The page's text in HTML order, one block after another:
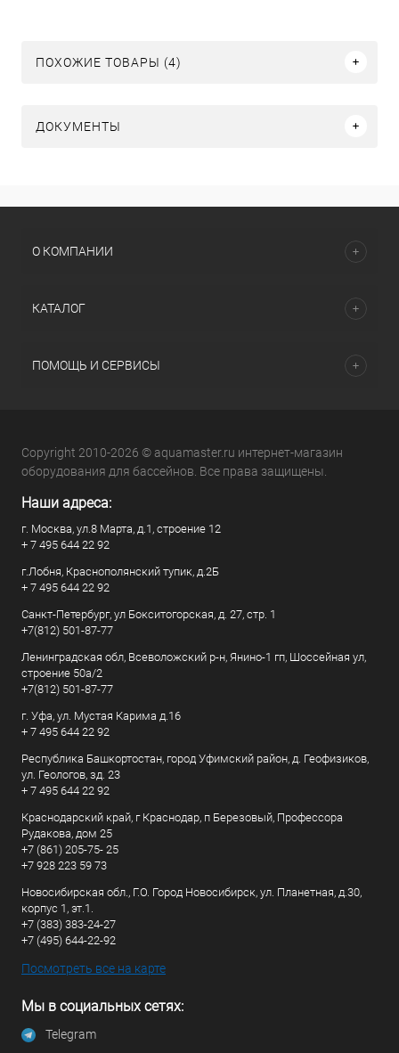
ПОХОЖИЕ ТОВАРЫ (4)
ДОКУМЕНТЫ
О КОМПАНИИ
КАТАЛОГ
ПОМОЩЬ И СЕРВИСЫ
Copyright 2010-2026 © aquamaster.ru интернет-магазин
оборудования для бассейнов. Все права защищены.
Наши адреса:
г. Москва, ул.8 Марта, д.1, строение 12
+ 7 495 644 22 92
г.Лобня, Краснополянский тупик, д.2Б
+ 7 495 644 22 92
Санкт-Петербург, ул Бокситогорская, д. 27, стр. 1
+7(812) 501-87-77
Ленинградская обл, Всеволожский р-н, Янино-1 гп, Шоссейная ул,
строение 50а/2
+7(812) 501-87-77
г. Уфа, ул. Мустая Карима д.16
+ 7 495 644 22 92
Республика Башкортостан, город Уфимский район, д. Геофизиков,
ул. Геологов, зд. 23
+ 7 495 644 22 92
Краснодарский край, г Краснодар, п Березовый, Профессора
Рудакова, дом 25
+7 (861) 205-75- 25
+7 928 223 59 73
Новосибирская обл., Г.О. Город Новосибирск, ул. Планетная, д.30,
корпус 1, эт.1.
+7 (383) 383-24-27
+7 (495) 644-22-92
Посмотреть все на карте
Мы в социальных сетях:
Telegram